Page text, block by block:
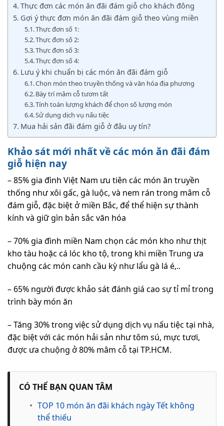
Thực đơn các món ăn đãi đám giỗ cho khách đông
Gợi ý thực đơn món ăn đãi đám giỗ theo vùng miền
Thực đơn số 1:
Thực đơn số 2:
Thực đơn số 3:
Thực đơn số 4:
Lưu ý khi chuẩn bị các món ăn đãi đám giỗ
Chọn món theo truyền thống và văn hóa địa phương
Bày trí mâm cỗ tươm tất
Tính toán lượng khách để chọn số lượng món
Sử dụng dịch vụ nấu tiệc
Mua hải sản đãi đám giỗ ở đâu uy tín?
Khảo sát mới nhất về các món ăn đãi đám
giỗ hiện nay
– 85% gia đình Việt Nam ưu tiên các món ăn truyền
thống như xôi gấc, gà luộc, và nem rán trong mâm cỗ
đám giỗ, đặc biệt ở miền Bắc, để thể hiện sự thành
kính và giữ gìn bản sắc văn hóa
– 70% gia đình miền Nam chọn các món kho như thịt
kho tàu hoặc cá lóc kho tộ, trong khi miền Trung ưa
chuộng các món canh cầu kỳ như lẩu gà lá é,..
– 65% người được khảo sát đánh giá cao sự tỉ mỉ trong
trình bày món ăn
– Tăng 30% trong việc sử dụng dịch vụ nấu tiệc tại nhà,
đặc biệt với các món hải sản như tôm sú, mực tươi,
được ưa chuộng ở 80% mâm cỗ tại TP.HCM.
CÓ THỂ BẠN QUAN TÂM
• TOP 10 món ăn đãi khách ngày Tết không
thể thiếu